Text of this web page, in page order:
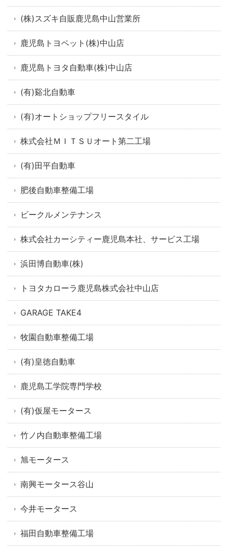
(株)スズキ自販鹿児島中山営業所
鹿児島トヨペット(株)中山店
鹿児島トヨタ自動車(株)中山店
(有)谿北自動車
(有)オートショップフリースタイル
株式会社ＭＩＴＳＵオート第二工場
(有)田平自動車
肥後自動車整備工場
ビークルメンテナンス
株式会社カーシティー鹿児島本社、サービス工場
浜田博自動車(株)
トヨタカローラ鹿児島株式会社中山店
GARAGE TAKE4
牧園自動車整備工場
(有)皇徳自動車
鹿児島工学院専門学校
(有)仮屋モータース
竹ノ内自動車整備工場
旭モータース
南興モータース谷山
今井モータース
福田自動車整備工場